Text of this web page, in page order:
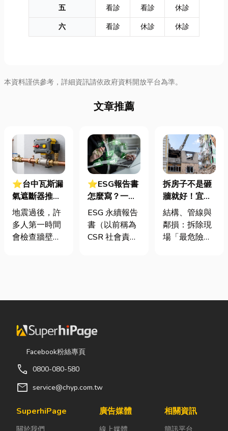
五
看診 看診
休診
六
看診 休診 休診
本資料謹供參考，詳細資訊請依政府資料開放平台為準。
文章推薦
⭐台中瓦斯漏
氣遮斷器推薦
廠商在這！地
震氣爆怎麼
防？警報器與
地震過後，許
多人第一時間
會檢查牆壁裂
線。日前日本
城在地震後引
發嚴重氣爆，
正是因為震波
管線受損、氣
體微量外洩所
默充斥在空間
⭐ESG報告書
怎麼寫？一定
要上市櫃才寫
嗎？3步驟擺
脫綠色轉型焦
ESG 永續報告
書（以前稱為
CSR 社會責任
責任（S）與
度營運成果的
表」與「永續
多中小企業主
拆房子不是砸
牆就好！宜蘭
裝潢拆除、水
泥切割施工前
必看的避坑指
結構、管線與
鄰損：拆除現
場「最危險的
混亂的環境
陷： 這是老屋
Facebook粉絲專頁
call 0800-080-580
mail service@chyp.com.tw
SuperhiPage
關於我們
廣告媒體
線上媒體
相關資訊
簡訊平台